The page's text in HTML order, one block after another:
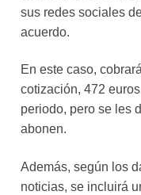
sus redes sociales
acuerdo.
En este caso,
cotización, 472
periodo, pero se les
abonen.
Además, según los
noticias, se incluirá